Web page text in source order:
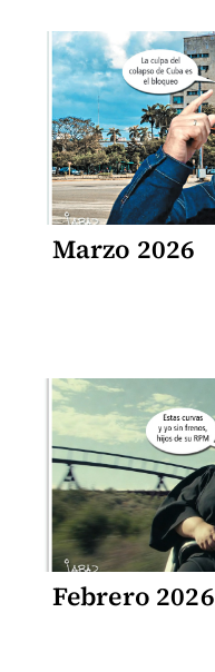
Marzo 2026
Febrero 2026